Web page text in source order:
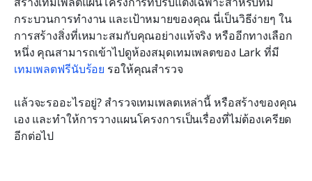
กระบวนการทำงาน และเป้าหมายของคุณ นี่เป็นวิธีง่ายๆ ใน
การสร้างสิ่งที่เหมาะสมกับคุณอย่างแท้จริง หรืออีกทางเลือก
หนึ่ง คุณสามารถเข้าไปดูห้องสมุดเทมเพลตของ Lark ที่มี
เทมเพลตฟรีนับร้อย รอให้คุณสำรวจ
แล้วจะรออะไรอยู่? สำรวจเทมเพลตเหล่านี้ หรือสร้างของคุณ
เอง และทำให้การวางแผนโครงการเป็นเรื่องที่ไม่ต้องเครียด
อีกต่อไป